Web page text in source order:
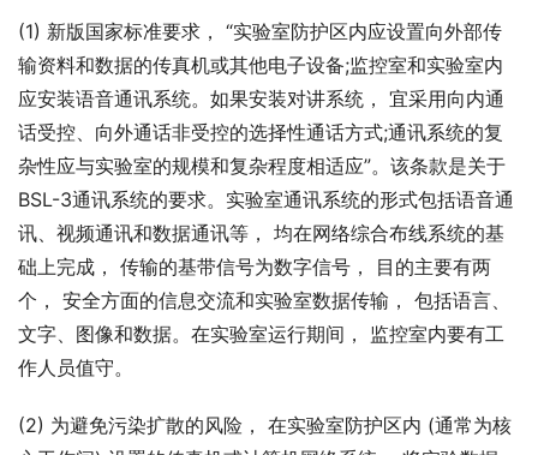
(1) 新版国家标准要求， “实验室防护区内应设置向外部传
输资料和数据的传真机或其他电子设备;监控室和实验室内
应安装语音通讯系统。如果安装对讲系统， 宜采用向内通
话受控、向外通话非受控的选择性通话方式;通讯系统的复
杂性应与实验室的规模和复杂程度相适应”。该条款是关于
BSL-3通讯系统的要求。实验室通讯系统的形式包括语音通
讯、视频通讯和数据通讯等， 均在网络综合布线系统的基
础上完成， 传输的基带信号为数字信号， 目的主要有两
个， 安全方面的信息交流和实验室数据传输， 包括语言、
文字、图像和数据。在实验室运行期间， 监控室内要有工
作人员值守。
(2) 为避免污染扩散的风险， 在实验室防护区内 (通常为核